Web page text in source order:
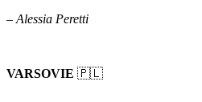
– Alessia Peretti
VARSOVIE 🇵🇱